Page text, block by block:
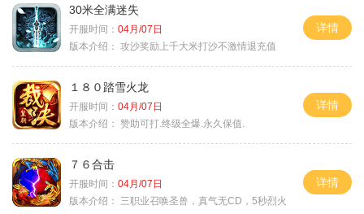
30米全满迷失
开服时间： 04月/07日
版本介绍： 攻沙奖励上千大米打沙不激情退充值
详情
１８０踏雪火龙
开服时间： 04月/07日
版本介绍： 赞助可打.终级全爆.永久保值.
详情
７６合击
开服时间： 04月/07日
版本介绍：
三职业召唤圣兽，真气无CD，5秒烈火
详情